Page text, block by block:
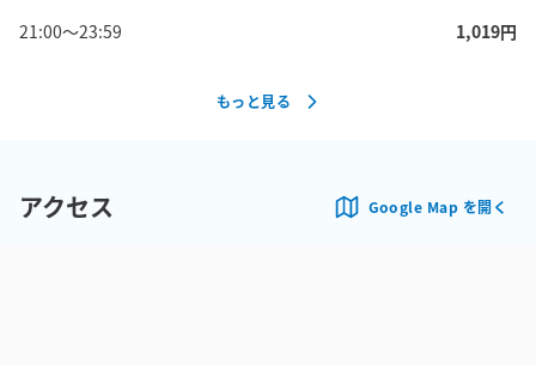
21:00〜23:59 1,019円
もっと見る
アクセス Google Map を開く